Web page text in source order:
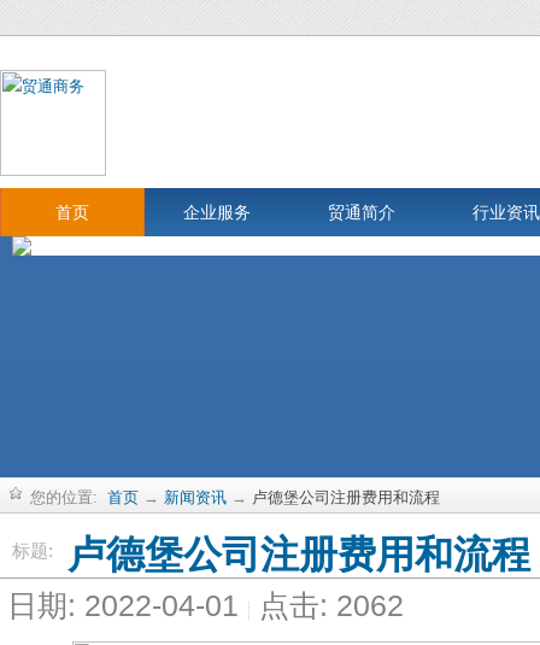
首页 企业服务 贸通简介 行业资讯
您的位置: 首页 → 新闻资讯 → 卢德堡公司注册费用和流程
标题: 卢德堡公司注册费用和流程
日期: 2022-04-01 点击: 2062